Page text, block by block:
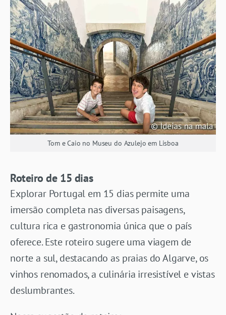
Tom e Caio no Museu do Azulejo em Lisboa
Roteiro de 15 dias
Explorar Portugal em 15 dias permite uma
imersão completa nas diversas paisagens,
cultura rica e gastronomia única que o país
oferece. Este roteiro sugere uma viagem de
norte a sul, destacando as praias do Algarve, os
vinhos renomados, a culinária irresistível e vistas
deslumbrantes.